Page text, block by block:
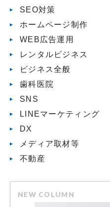
SEO対策
ホームページ制作
WEB広告運用
レンタルビジネス
ビジネス全般
歯科医院
SNS
LINEマーケティング
DX
メディア取材等
不動産
NEW COLUMN